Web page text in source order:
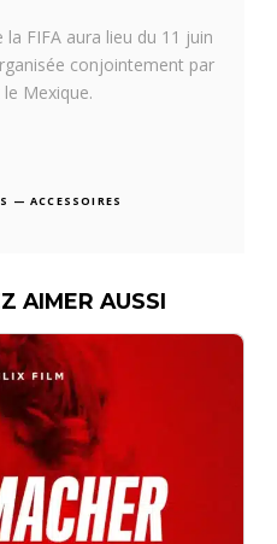
FIFA aura lieu du 11 juin
conjointement par
Mexique.
— ACCESSOIRES
AIMER AUSSI